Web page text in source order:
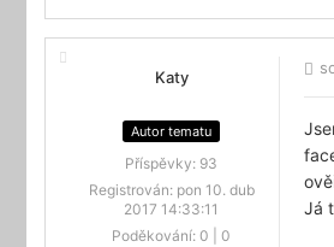
Katy
Autor tematu
Příspěvky: 93
Registrován: pon 10. dub
2017 14:33:11
Poděkování: 0
0
Já